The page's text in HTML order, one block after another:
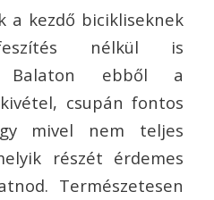
a kezdő bicikliseknek
nélkül is
Balaton ebből a
csupán fontos
mivel nem teljes
részét érdemes
Természetesen